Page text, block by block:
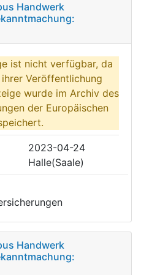
Handwerk
ist nicht verfügbar, da
Veröffentlichung
wurde im Archiv des
der Europäischen
2023-04-24
Halle(Saale)
Handwerk